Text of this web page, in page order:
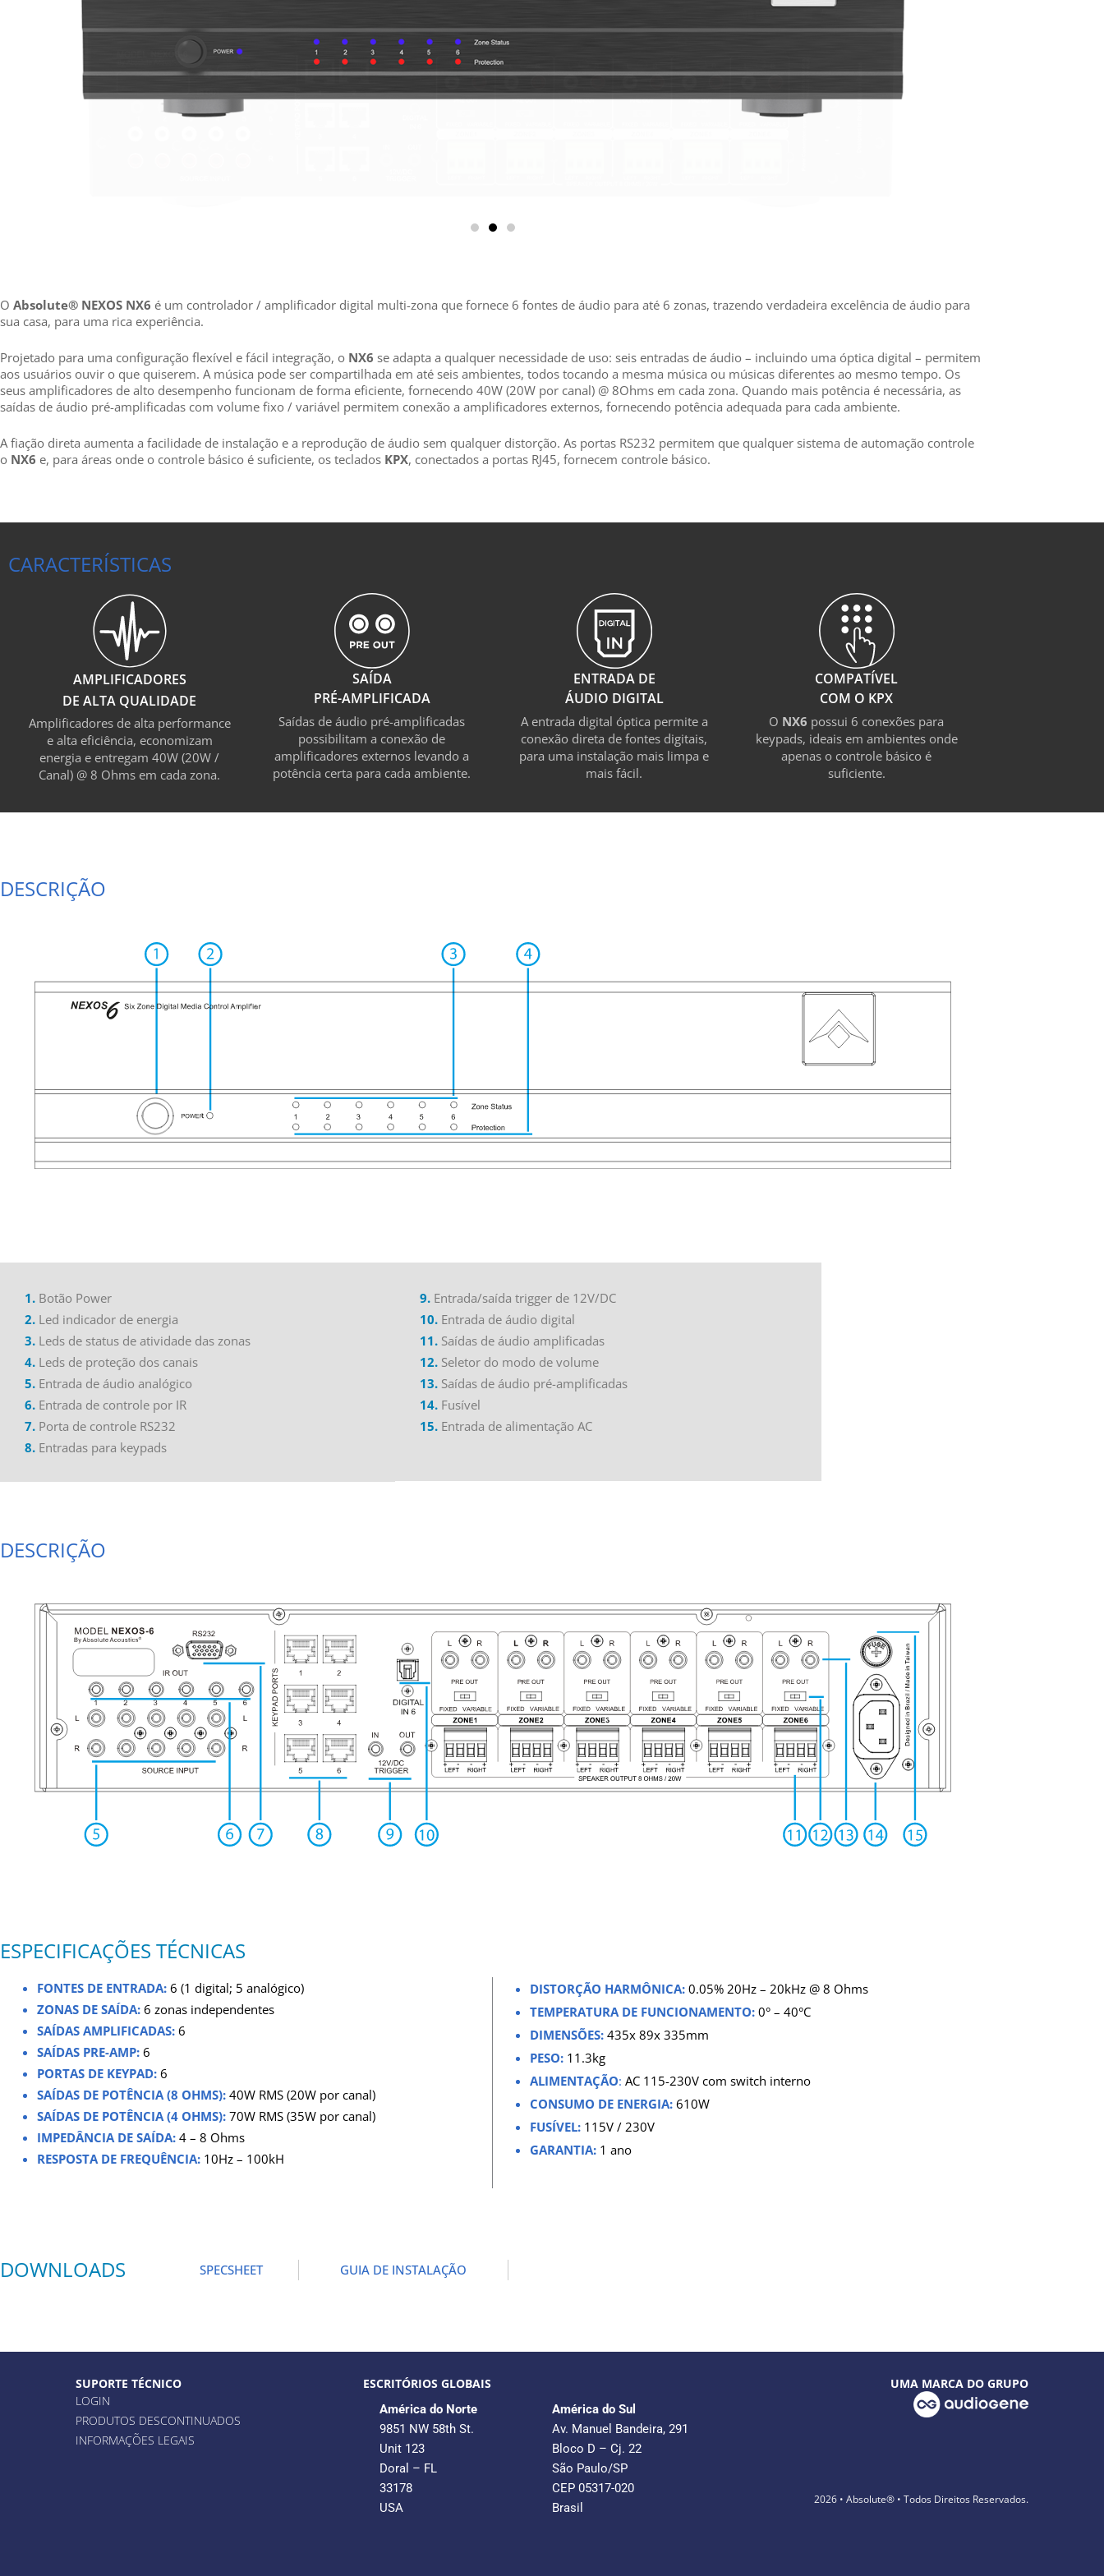
O Absolute® NEXOS NX6 é um controlador / amplificador digital multi-zona que fornece 6 fontes de áudio para até 6 zonas, trazendo verdadeira excelência de áudio para
sua casa, para uma rica experiência.
Projetado para uma configuração flexível e fácil integração, o NX6 se adapta a qualquer necessidade de uso: seis entradas de áudio – incluindo uma óptica digital – permitem
aos usuários ouvir o que quiserem. A música pode ser compartilhada em até seis ambientes, todos tocando a mesma música ou músicas diferentes ao mesmo tempo. Os
seus amplificadores de alto desempenho funcionam de forma eficiente, fornecendo 40W (20W por canal) @ 8Ohms em cada zona. Quando mais potência é necessária, as
saídas de áudio pré-amplificadas com volume fixo / variável permitem conexão a amplificadores externos, fornecendo potência adequada para cada ambiente.
A fiação direta aumenta a facilidade de instalação e a reprodução de áudio sem qualquer distorção. As portas RS232 permitem que qualquer sistema de automação controle
o NX6 e, para áreas onde o controle básico é suficiente, os teclados KPX, conectados a portas RJ45, fornecem controle básico.
CARACTERÍSTICAS
AMPLIFICADORES
DE ALTA QUALIDADE
Amplificadores de alta performance
e alta eficiência, economizam
energia e entregam 40W (20W /
Canal) @ 8 Ohms em cada zona.
SAÍDA
PRÉ-AMPLIFICADA
Saídas de áudio pré-amplificadas
possibilitam a conexão de
amplificadores externos levando a
potência certa para cada ambiente.
ENTRADA DE
ÁUDIO DIGITAL
A entrada digital óptica permite a
conexão direta de fontes digitais,
para uma instalação mais limpa e
mais fácil.
COMPATÍVEL
COM O KPX
O NX6 possui 6 conexões para
keypads, ideais em ambientes onde
apenas o controle básico é
suficiente.
DESCRIÇÃO
1. Botão Power
2. Led indicador de energia
3. Leds de status de atividade das zonas
4. Leds de proteção dos canais
5. Entrada de áudio analógico
6. Entrada de controle por IR
7. Porta de controle RS232
8. Entradas para keypads
9. Entrada/saída trigger de 12V/DC
10. Entrada de áudio digital
11. Saídas de áudio amplificadas
12. Seletor do modo de volume
13. Saídas de áudio pré-amplificadas
14. Fusível
15. Entrada de alimentação AC
DESCRIÇÃO
ESPECIFICAÇÕES TÉCNICAS
FONTES DE ENTRADA: 6 (1 digital; 5 analógico)
ZONAS DE SAÍDA: 6 zonas independentes
SAÍDAS AMPLIFICADAS: 6
SAÍDAS PRE-AMP: 6
PORTAS DE KEYPAD: 6
SAÍDAS DE POTÊNCIA (8 OHMS): 40W RMS (20W por canal)
SAÍDAS DE POTÊNCIA (4 OHMS): 70W RMS (35W por canal)
IMPEDÂNCIA DE SAÍDA: 4 – 8 Ohms
RESPOSTA DE FREQUÊNCIA: 10Hz – 100kH
DISTORÇÃO HARMÔNICA: 0.05% 20Hz – 20kHz @ 8 Ohms
TEMPERATURA DE FUNCIONAMENTO: 0° – 40°C
DIMENSÕES: 435x 89x 335mm
PESO: 11.3kg
ALIMENTAÇÃO: AC 115-230V com switch interno
CONSUMO DE ENERGIA: 610W
FUSÍVEL: 115V / 230V
GARANTIA: 1 ano
DOWNLOADS SPECSHEET GUIA DE INSTALAÇÃO
SUPORTE TÉCNICO
LOGIN
PRODUTOS DESCONTINUADOS
INFORMAÇÕES LEGAIS
ESCRITÓRIOS GLOBAIS
América do Norte
9851 NW 58th St.
Unit 123
Doral – FL
33178
USA
América do Sul
Av. Manuel Bandeira, 291
Bloco D – Cj. 22
São Paulo/SP
CEP 05317-020
Brasil
UMA MARCA DO GRUPO
2026 • Absolute® • Todos Direitos Reservados.